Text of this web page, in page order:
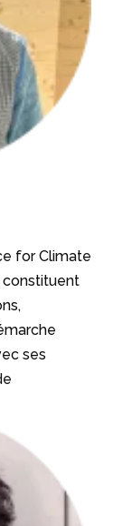
for Climate
constituent
ses